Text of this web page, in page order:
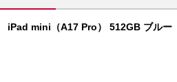
iPad mini（A17 Pro） 512GB ブルー